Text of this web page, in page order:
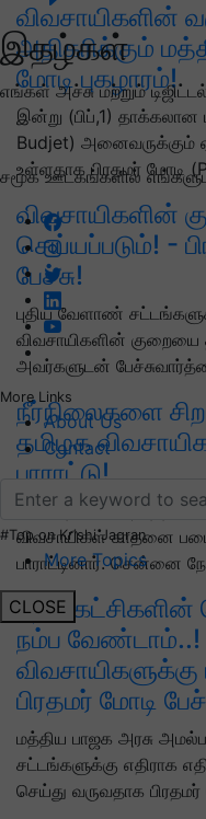
இதழ்கள்
எங்கள் அச்சு மற்றும்
சமூக ஊடகங்களில்
More Links
About Us
Contact
#Top on Krishi Jagran
More Topics
CLOSE
விவசாயிகளின்
அதிகரிக்கும்
மோடி புகழாரம்!
இன்று (பிப்,1) தாக்கலான
Budjet) அனைவருக்கும்
உள்ளதாக பிரதமர் மோடி
செய்யப்படும்! -
பேச்சு!
புதிய வேளாண்
விவசாயிகளின்
அவர்களுடன்
நீர்நிலைகளை
தமிழக
பாராட்டு!
உணவு தானிய
விவசாயிகள் சாதனை
பாராட்டினார். சென்னை
எதிர்
நம்ப
பிரதமர் மோடி
மத்திய பாஜக அரசு
சட்டங்களுக்கு எதிராக
செய்து வருவதாக பிரதமர்